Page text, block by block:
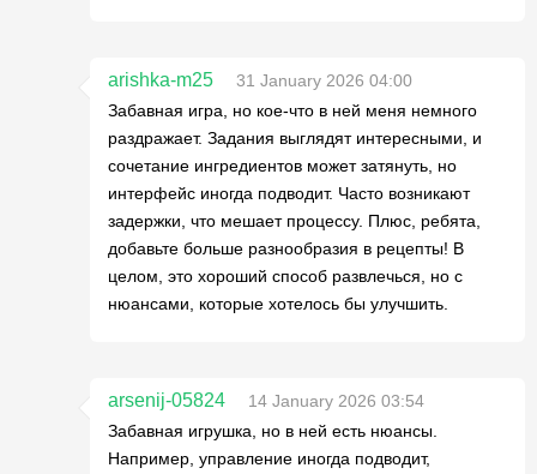
arishka-m25
31 January 2026 04:00
Забавная игра, но кое-что в ней меня немного
раздражает. Задания выглядят интересными, и
сочетание ингредиентов может затянуть, но
интерфейс иногда подводит. Часто возникают
задержки, что мешает процессу. Плюс, ребята,
добавьте больше разнообразия в рецепты! В
целом, это хороший способ развлечься, но с
нюансами, которые хотелось бы улучшить.
arsenij-05824
14 January 2026 03:54
Забавная игрушка, но в ней есть нюансы.
Например, управление иногда подводит,